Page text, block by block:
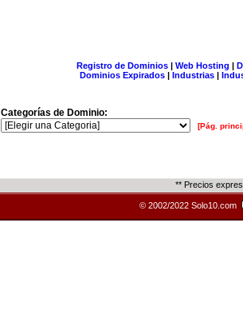
Registro de Dominios| Web Hosting |
Dominios Expirados | Industrias |
Categorías de Dominio:
[Pág.
** Precios
© 2002/2022 Solo10.com